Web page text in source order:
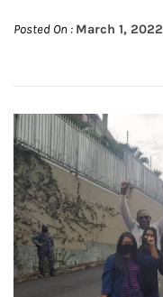
Posted On : March 1, 2022